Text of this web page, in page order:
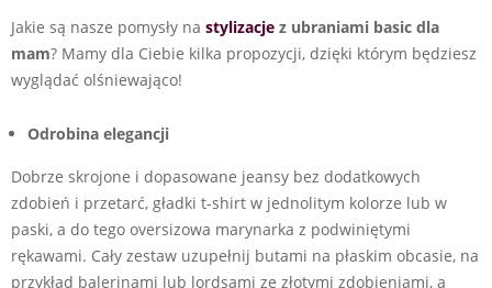
Jakie są nasze pomysły na stylizacje z ubraniami basic dla
mam? Mamy dla Ciebie kilka propozycji, dzięki którym będziesz
wyglądać olśniewająco!
Odrobina elegancji
Dobrze skrojone i dopasowane jeansy bez dodatkowych
zdobień i przetarć, gładki t-shirt w jednolitym kolorze lub w
paski, a do tego oversizowa marynarka z podwiniętymi
rękawami. Cały zestaw uzupełnij butami na płaskim obcasie, na
przykład balerinami lub lordsami ze złotymi zdobieniami, a